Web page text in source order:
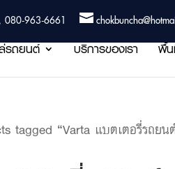
963-6661
รถยนต์ บริการของเรา พื้น
tagged “Varta แบตเตอรี่รถย